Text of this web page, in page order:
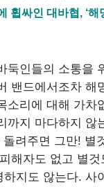
싸인 대바협, ‘해
둑인들의 소통을
밴드에서조차 해
소리에 대해 가차
까지 마다하지 않
돌려주면 그만! 별
해자도 없고 별것
지도 않는다. 사